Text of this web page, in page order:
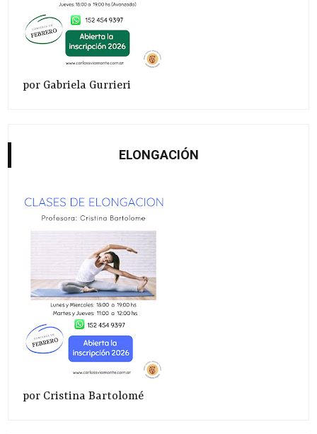
por Gabriela Gurrieri
ELONGACIÓN
por Cristina Bartolomé